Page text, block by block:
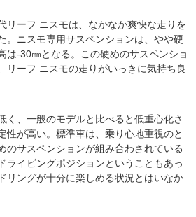
リーフ ニスモは、なかなか爽快な走りを
。ニスモ専用サスペンションは、やや硬
は-30㎜となる。この硬めのサスペンショ
リーフ ニスモの走りがいっきに気持ち良
く、一般のモデルと比べると低重心化さ
性が高い。標準車は、乗り心地重視のと
のサスペンションが組み合わされている
ライビングポジションということもあっ
リングが十分に楽しめる状況とはいなか